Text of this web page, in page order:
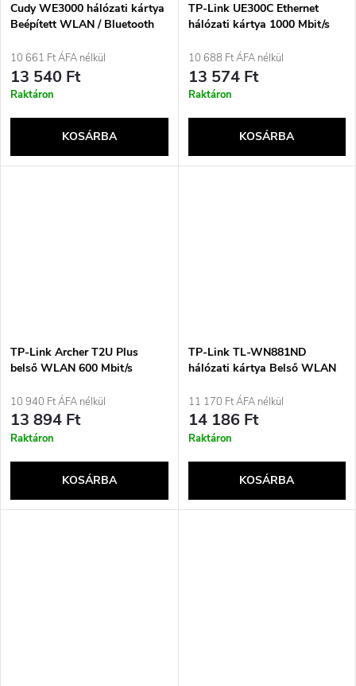
Cudy WE3000 hálózati kártya
Beépített WLAN / Bluetooth
10 661 Ft ÁFA nélkül
13 540 Ft
Raktáron
KOSÁRBA
TP-Link UE300C Ethernet
hálózati kártya 1000 Mbit/s
10 688 Ft ÁFA nélkül
13 574 Ft
Raktáron
KOSÁRBA
TP-Link Archer T2U Plus
belső WLAN 600 Mbit/s
10 940 Ft ÁFA nélkül
13 894 Ft
Raktáron
KOSÁRBA
TP-Link TL-WN881ND
hálózati kártya Belső WLAN
11 170 Ft ÁFA nélkül
14 186 Ft
Raktáron
KOSÁRBA